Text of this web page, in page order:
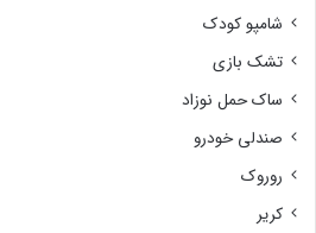
شامپو کودک
تشک بازی
ساک حمل نوزاد
صندلی خودرو
روروک
کریر